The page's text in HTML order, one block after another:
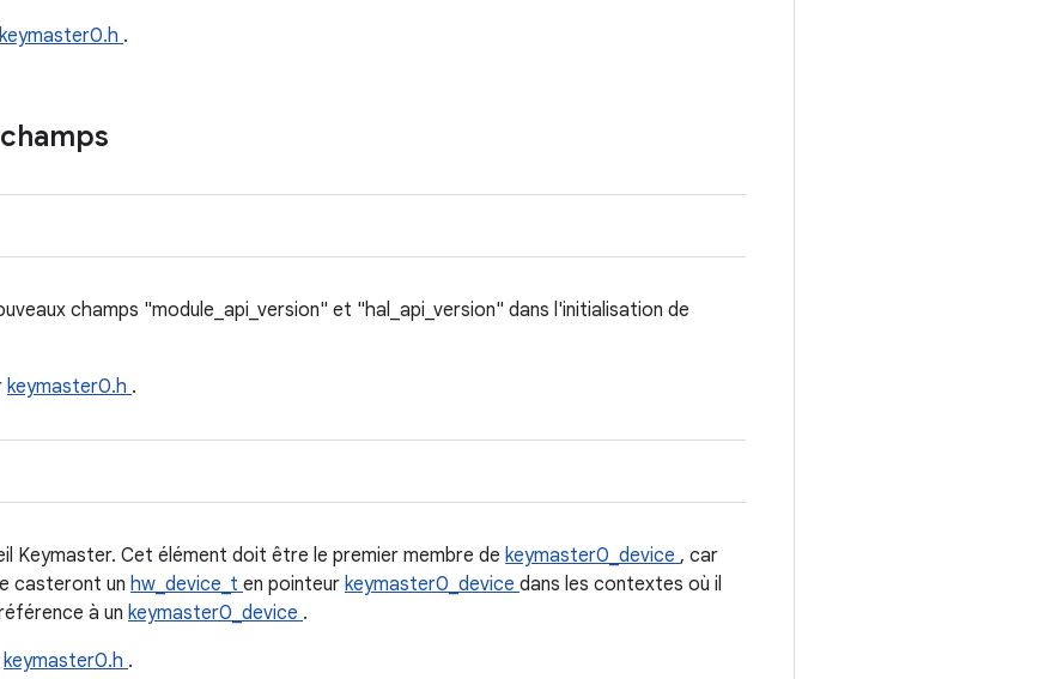
keymaster0.h .
champs "module_api_version" et "hal_api_version" dans l'initialisation de
keymaster0.h .
Keymaster. Cet élément doit être le premier membre de keymaster0_device , car
casteront un hw_device_t en pointeur keymaster0_device dans les contextes où il
à un keymaster0_device .
keymaster0.h .